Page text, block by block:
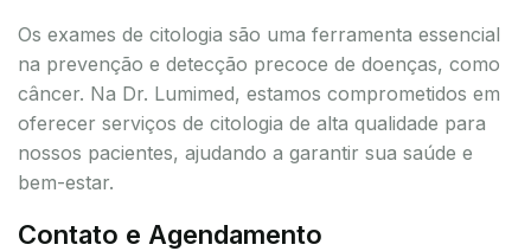
Os exames de citologia são uma ferramenta essencial
na prevenção e detecção precoce de doenças, como
câncer. Na Dr. Lumimed, estamos comprometidos em
oferecer serviços de citologia de alta qualidade para
nossos pacientes, ajudando a garantir sua saúde e
bem-estar.
Contato e Agendamento